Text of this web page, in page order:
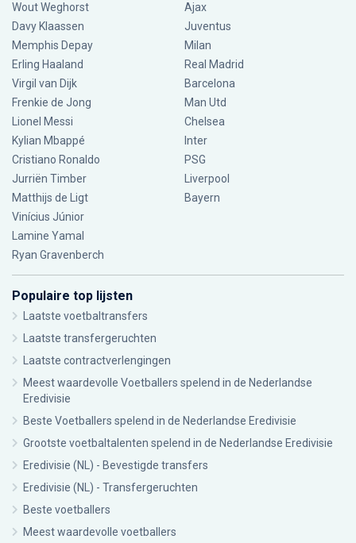
Wout Weghorst
Davy Klaassen
Memphis Depay
Erling Haaland
Virgil van Dijk
Frenkie de Jong
Lionel Messi
Kylian Mbappé
Cristiano Ronaldo
Jurriën Timber
Matthijs de Ligt
Vinícius Júnior
Lamine Yamal
Ryan Gravenberch
Ajax
Juventus
Milan
Real Madrid
Barcelona
Man Utd
Chelsea
Inter
PSG
Liverpool
Bayern
Populaire top lijsten
Laatste voetbaltransfers
Laatste transfergeruchten
Laatste contractverlengingen
Meest waardevolle Voetballers spelend in de Nederlandse
Eredivisie
Beste Voetballers spelend in de Nederlandse Eredivisie
Grootste voetbaltalenten spelend in de Nederlandse Eredivisie
Eredivisie (NL) - Bevestigde transfers
Eredivisie (NL) - Transfergeruchten
Beste voetballers
Meest waardevolle voetballers